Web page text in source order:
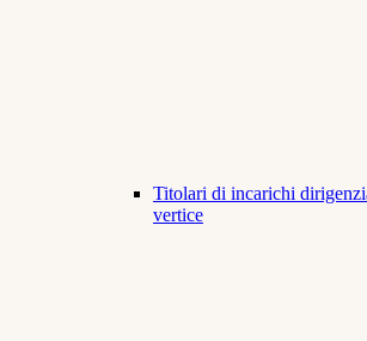
Titolari di incarichi
vertice